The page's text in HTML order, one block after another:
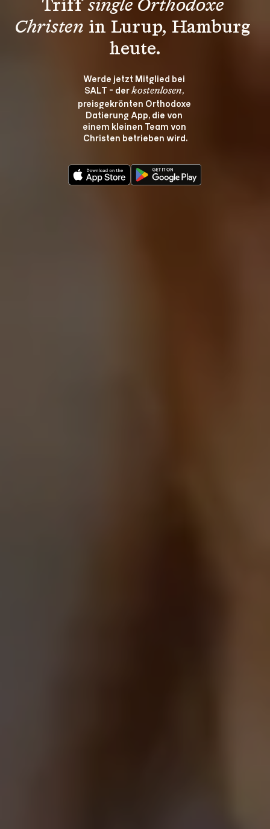
Triff single Orthodoxe
Christen in Lurup, Hamburg
heute.
Werde jetzt Mitglied bei
SALT - der kostenlosen,
preisgekrönten Orthodoxe
Datierung App, die von
einem kleinen Team von
Christen betrieben wird.